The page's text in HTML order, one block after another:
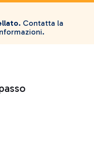
Contatta la